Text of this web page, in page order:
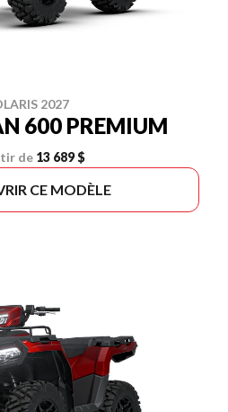
2027
600 PREMIUM
de 13 689 $
CE MODÈLE